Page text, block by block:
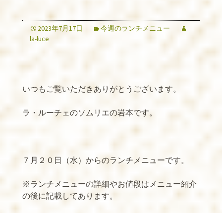
2023年7月17日
今週のランチメニュー
la-luce
いつもご覧いただきありがとうございます。
ラ・ルーチェのソムリエの岩本です。
７月２０日（水）からのランチメニューです。
※ランチメニューの詳細やお値段はメニュー紹介
の後に記載してあります。